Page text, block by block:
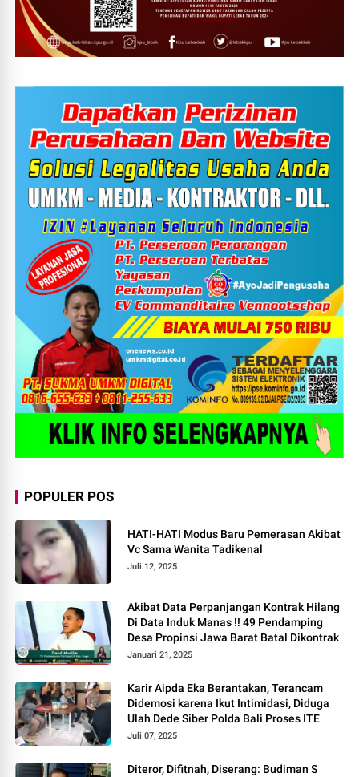
POPULER POS
HATI-HATI Modus Baru Pemerasan Akibat
Vc Sama Wanita Tadikenal
Juli 12, 2025
Akibat Data Perpanjangan Kontrak Hilang
Di Data Induk Manas !! 49 Pendamping
Desa Propinsi Jawa Barat Batal Dikontrak
Januari 21, 2025
Karir Aipda Eka Berantakan, Terancam
Didemosi karena Ikut Intimidasi, Diduga
Ulah Dede Siber Polda Bali Proses ITE
Juli 07, 2025
Diteror, Difitnah, Diserang: Budiman S